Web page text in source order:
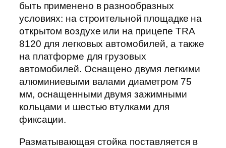
быть применено в разнообразных
условиях: на строительной площадке на
открытом воздухе или на прицепе TRA
8120 для легковых автомобилей, а также
на платформе для грузовых
автомобилей. Оснащено двумя легкими
алюминиевыми валами диаметром 75
мм, оснащенными двумя зажимными
кольцами и шестью втулками для
фиксации.
Разматывающая стойка поставляется в